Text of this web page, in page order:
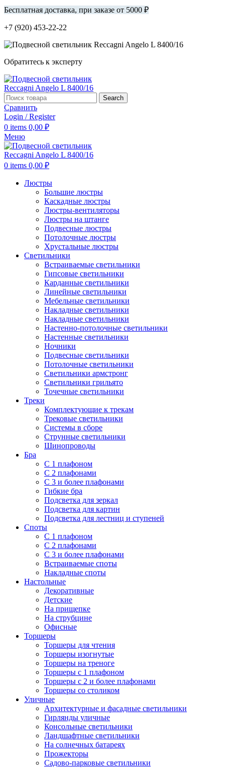
Бесплатная доставка, при заказе от 5000 ₽
+7 (920) 453-22-22
Обратитесь к эксперту
Search
Сравнить
Login / Register
0 items 0,00 ₽
Меню
0 items 0,00 ₽
Люстры
Большие люстры
Каскадные люстры
Люстры-вентиляторы
Люстры на штанге
Подвесные люстры
Потолочные люстры
Хрустальные люстры
Светильники
Встраиваемые светильники
Гипсовые светильники
Карданные светильники
Линейные светильники
Мебельные светильники
Накладные светильники
Накладные светильники
Настенно-потолочные светильники
Настенные светильники
Ночники
Подвесные светильники
Потолочные светильники
Светильники армстронг
Светильники грильято
Точечные светильники
Треки
Комплектующие к трекам
Трековые светильники
Системы в сборе
Струнные светильники
Шинопроводы
Бра
С 1 плафоном
С 2 плафонами
С 3 и более плафонами
Гибкие бра
Подсветка для зеркал
Подсветка для картин
Подсветка для лестниц и ступеней
Споты
С 1 плафоном
С 2 плафонами
С 3 и более плафонами
Встраиваемые споты
Накладные споты
Настольные
Декоративные
Детские
На прищепке
На струбцине
Офисные
Торшеры
Торшеры для чтения
Торшеры изогнутые
Торшеры на треноге
Торшеры с 1 плафоном
Торшеры с 2 и более плафонами
Торшеры со столиком
Уличные
Архитектурные и фасадные светильники
Гирлянды уличные
Консольные светильники
Ландшафтные светильники
На солнечных батареях
Прожекторы
Садово-парковые светильники